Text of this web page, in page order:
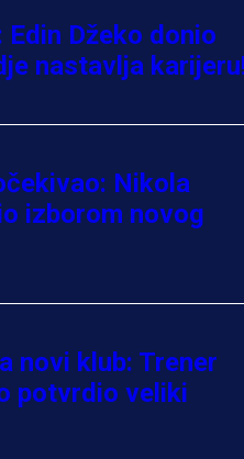
Džeko donio
nastavlja
Nikola
izborom novog
novi klub: Trener
potvrdio veliki